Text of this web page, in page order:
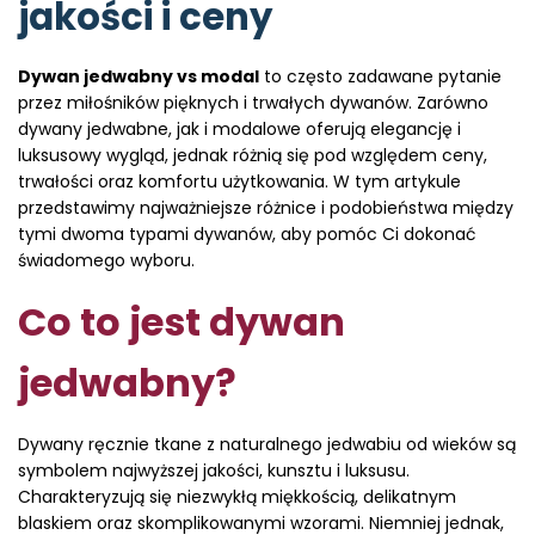
jakości i ceny
Dywan jedwabny vs modal to często zadawane pytanie
przez miłośników pięknych i trwałych dywanów. Zarówno
dywany jedwabne, jak i modalowe oferują elegancję i
luksusowy wygląd, jednak różnią się pod względem ceny,
trwałości oraz komfortu użytkowania. W tym artykule
przedstawimy najważniejsze różnice i podobieństwa między
tymi dwoma typami dywanów, aby pomóc Ci dokonać
świadomego wyboru.
Co to jest dywan
jedwabny?
Dywany ręcznie tkane z naturalnego jedwabiu od wieków są
symbolem najwyższej jakości, kunsztu i luksusu.
Charakteryzują się niezwykłą miękkością, delikatnym
blaskiem oraz skomplikowanymi wzorami. Niemniej jednak,